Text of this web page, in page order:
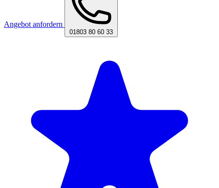
Angebot anfordern
01803 80 60 33